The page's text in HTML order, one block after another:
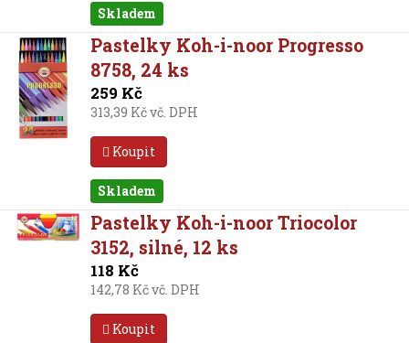
Skladem
Pastelky Koh-i-noor Progresso
8758, 24 ks
259 Kč
313,39 Kč vč. DPH
Koupit
Skladem
Pastelky Koh-i-noor Triocolor
3152, silné, 12 ks
118 Kč
142,78 Kč vč. DPH
Koupit